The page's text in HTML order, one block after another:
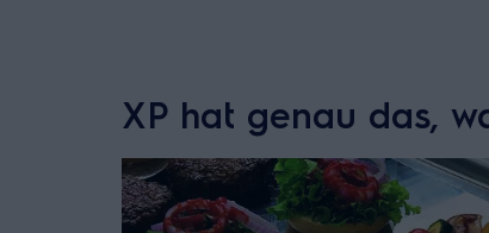
XP hat genau das,